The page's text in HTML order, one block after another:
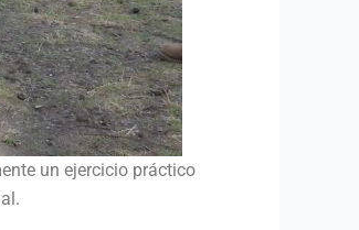
un ejercicio práctico